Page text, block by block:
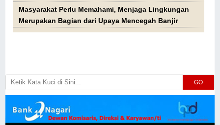
Masyarakat Perlu Memahami, Menjaga Lingkungan
Merupakan Bagian dari Upaya Mencegah Banjir
GO